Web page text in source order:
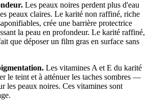
Les peaux noires perdent plus d'eau
peaux claires. Le karité non raffiné, riche
crée une barrière protectrice
la peau en profondeur. Le karité raffiné,
que déposer un film gras en surface sans
Les vitamines A et E du karité
le teint et à atténuer les taches sombres —
les peaux noires. Ces vitamines sont